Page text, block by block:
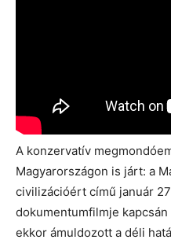
A konzervatív
Magyarországon is járt: a
civilizációért című január
dokumentumfilmje
ekkor ámuldozott a déli